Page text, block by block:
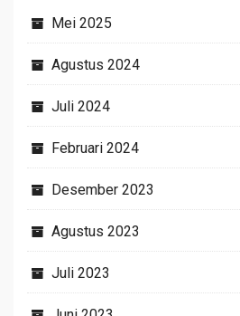
Mei 2025
Agustus 2024
Juli 2024
Februari 2024
Desember 2023
Agustus 2023
Juli 2023